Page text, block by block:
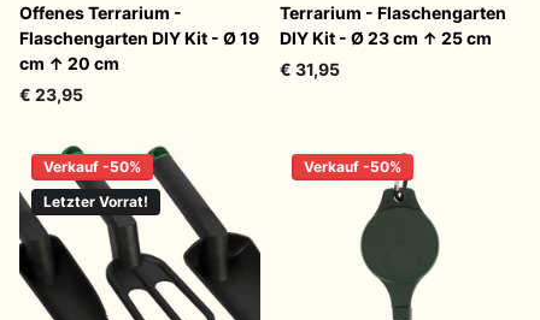
Offenes Terrarium -
Flaschengarten DIY Kit - Ø 19
cm ↑ 20 cm
€ 23,95
Terrarium - Flaschengarten
DIY Kit - Ø 23 cm ↑ 25 cm
€ 31,95
Verkauf -50%
Letzter Vorrat!
Verkauf -50%